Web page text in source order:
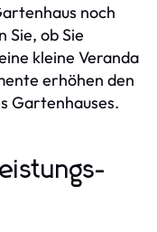
noch
Sie, ob Sie
kleine Veranda
erhöhen den
Gartenhauses.